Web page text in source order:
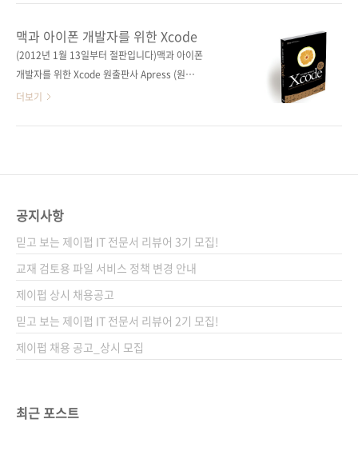
모바일 브라우저 / WebKit / SQLite / 티타늄
모바일 / O..
Development 저자명 게일 랜 프레데릭(Gail
Rahn Frederick), 라제시 랄(Rajesh Lal) 역자
명 북그래퍼 출판일 2010년 6월 16일 페이지
(Soft Cover) 정 가 26,000원 ISBN 978-89-
94506-00-5 부가기호: 13560 시리즈
맥과 아이폰 개발자를 위한 Xcode
(2012년 1월 13일부터 절판입니다)맥과 아이폰
개발자를 위한 Xcode 원출판사 Apress (원서
ISBN 9781430272212) 원서명 Learn
962410-8-9 부가기호: 13560 시리즈
트웨어 개발/ 프로그래밍 / 모바일 프로그래밍 /
아이폰 / 맥 관련 사이트 아마존 원서 소개 페이
지 Apress 원서 소개 페이지 소스 코드 다운로
드 ..
더보기
공지사항
믿고 보는 제이펍 IT 전문서 리뷰어 3기 모집!
교재 검토용 파일 서비스 정책 변경 안내
제이펍 상시 채용공고
믿고 보는 제이펍 IT 전문서 리뷰어 2기 모집!
제이펍 채용 공고_상시 모집
최근 포스트